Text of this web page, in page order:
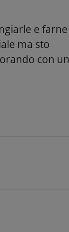
e farne
ma sto
con un